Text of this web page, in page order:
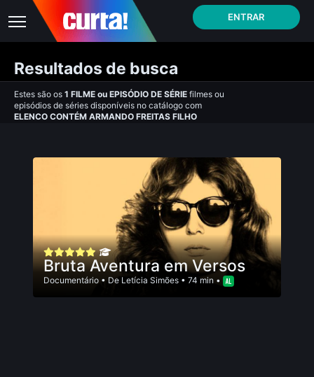
ENTRAR
Resultados de busca
Estes são os 1 FILME ou EPISÓDIO DE SÉRIE filmes ou
episódios de séries disponíveis no catálogo com
ELENCO CONTÉM ARMANDO FREITAS FILHO
Bruta Aventura em Versos
Documentário • De Letí­cia Simões • 74 min •